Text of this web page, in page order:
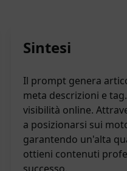
Sintesi
Il prompt genera
meta descrizioni e
visibilità online.
a posizionarsi sui
garantendo un'alta
ottieni contenuti